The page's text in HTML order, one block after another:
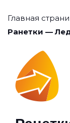
Главная
Ранетки —